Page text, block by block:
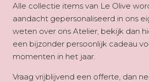
Alle collectie items van Le Olive
aandacht gepersonaliseerd in ons
weten over ons Atelier, bekijk dan
een bijzonder persoonlijk cadeau
momenten in het jaar.
Vraag vrijblijvend een offerte, dan